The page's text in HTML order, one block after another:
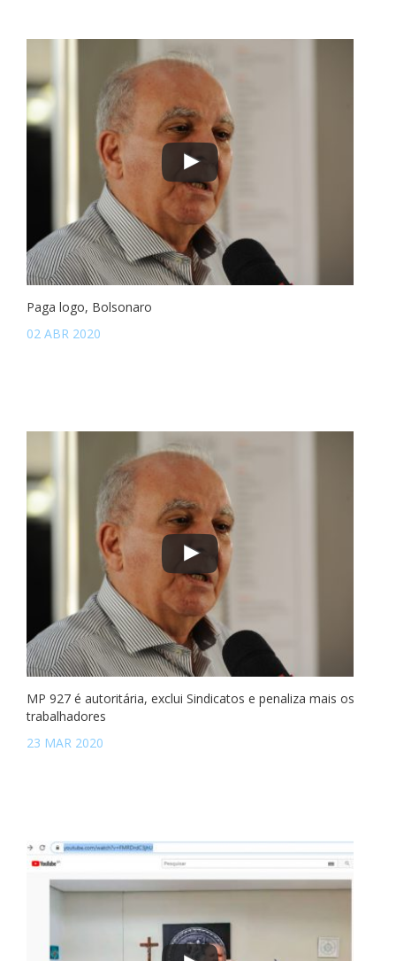
Paga logo, Bolsonaro
02 ABR 2020
MP 927 é autoritária, exclui Sindicatos e penaliza mais os
trabalhadores
23 MAR 2020